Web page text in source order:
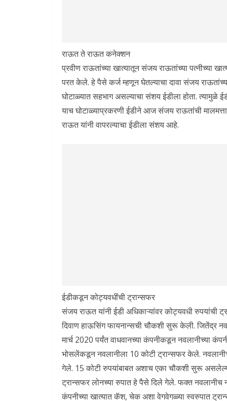
राऊत ते राऊत कनेक्शन
प्रवीण राऊतांच्या खात्यातून संजय राऊतांच्या पत्नीच्या
परत केले. हे पैसे कर्ज म्हणून घेतल्याचा दावा संजय
घोटाळ्यात सहभाग असल्याचा संशय ईडीला होता. त्यामुळे
याच घोटाळ्याप्रकरणी ईडीने आज संजय राऊतांची
राऊत यांनी वापरल्याचा ईडीला संशय आहे.
ईडीकडून कोट्यवधींची ट्रान्सफर
संजय राऊत यांनी ईडी अधिकाऱ्यांवर कोट्यवधी रुपयांची
दिवाण हाऊसिंग फायनान्सची चौकशी सुरू केली. जितेंद्र
मार्च 2020 पर्यंत वाधवानच्या कंपनीकडून नवलानीच्या
भोसलेंकडून नवलानीला 10 कोटी ट्रान्सफर केले.
गेले. 15 कोटी रुपयांबाबत अशाच एका चौकशी सुरू
ट्रान्सफर लोनच्या रुपात हे पैसे दिले गेले. फक्त नवलानीच
कंपनीच्या खात्यात कॅश, चेक अशा वेगवेगळ्या स्वरुपात